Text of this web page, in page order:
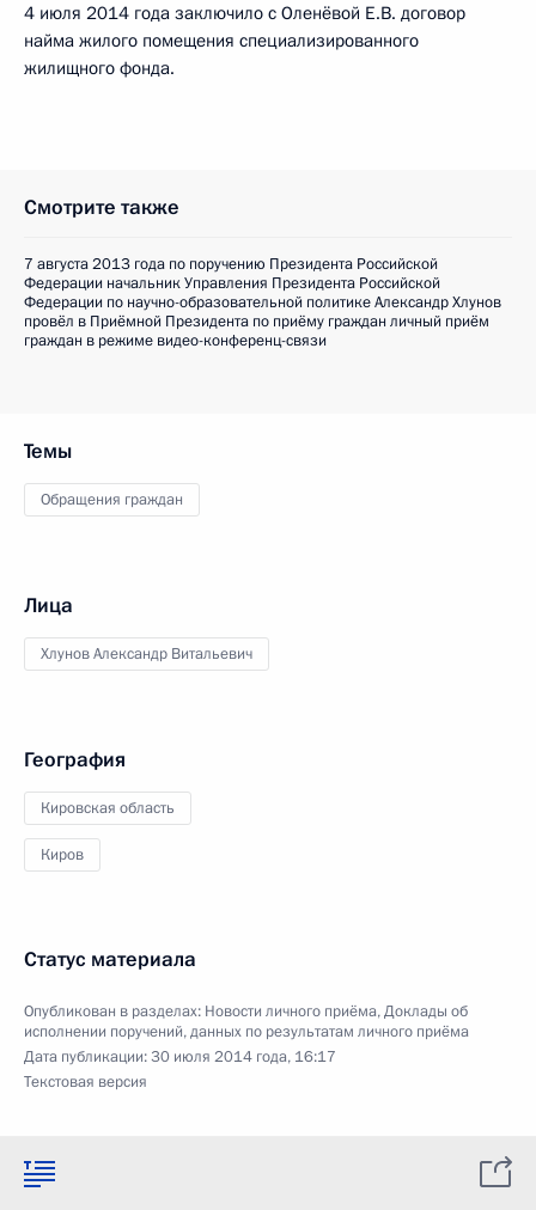
4 июля 2014 года заключило с Оленёвой Е.В. договор
найма жилого помещения специализированного
жилищного фонда.
Смотрите также
7 августа 2013 года по поручению Президента Российской
Федерации начальник Управления Президента Российской
Федерации по научно-образовательной политике Александр Хлунов
провёл в Приёмной Президента по приёму граждан личный приём
граждан в режиме видео-конференц-связи
Темы
Обращения граждан
Лица
Хлунов Александр Витальевич
География
Кировская область
Киров
Статус материала
Опубликован в разделах: Новости личного приёма,Доклады об
исполнении поручений, данных по результатам личного приёма
Дата публикации:30 июля 2014 года, 16:17
Текстовая версия